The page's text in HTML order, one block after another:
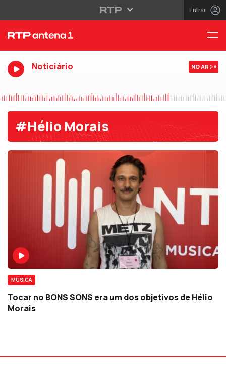
Entrar
Noticiário NO AR
#Hélio Morais
MÚSICA
Tocar no BONS SONS era um dos objetivos de Hélio
Morais